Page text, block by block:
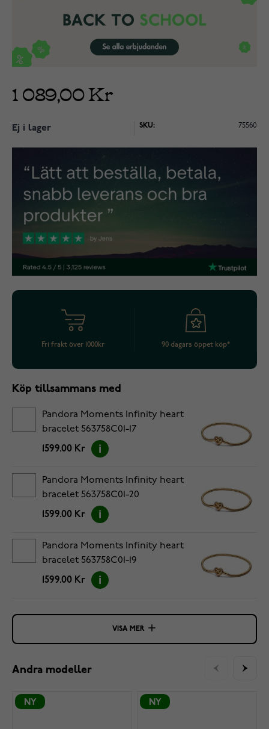
1 089,00 Kr
Ej i lager SKU: 75560
Fri frakt över 1000kr 90 dagars öppet köp*
Köp tillsammans med
Pandora Moments Infinity heart
bracelet 563758C01-17
1599.00 Kr
Pandora Moments Infinity heart
bracelet 563758C01-20
1599.00 Kr
Pandora Moments Infinity heart
bracelet 563758C01-19
1599.00 Kr
VISA MER
Andra modeller
NY NY